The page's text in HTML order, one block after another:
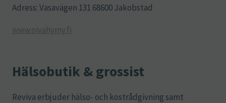
Adress: Vasavägen 131 68600 Jakobstad
www.oivahymy.fi
Hälsobutik & grossist
Reviva erbjuder hälso- och kostrådgivning samt